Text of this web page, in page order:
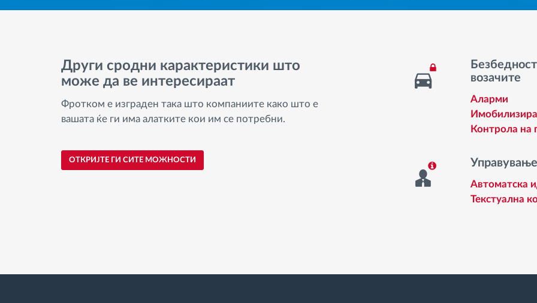
Други сродни карактеристики што
може да ве интересираат
Фротком е изграден така што компаниите како што е
вашата ќе ги има алатките кои им се потребни.
ОТКРИЈТЕ ГИ СИТЕ МОЖНОСТИ
возачите
Аларми
Контрола на
Автоматска
Текстуална